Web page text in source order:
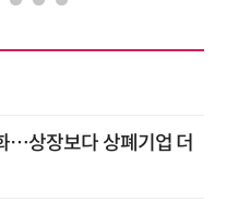
…상장보다 상폐기업 더